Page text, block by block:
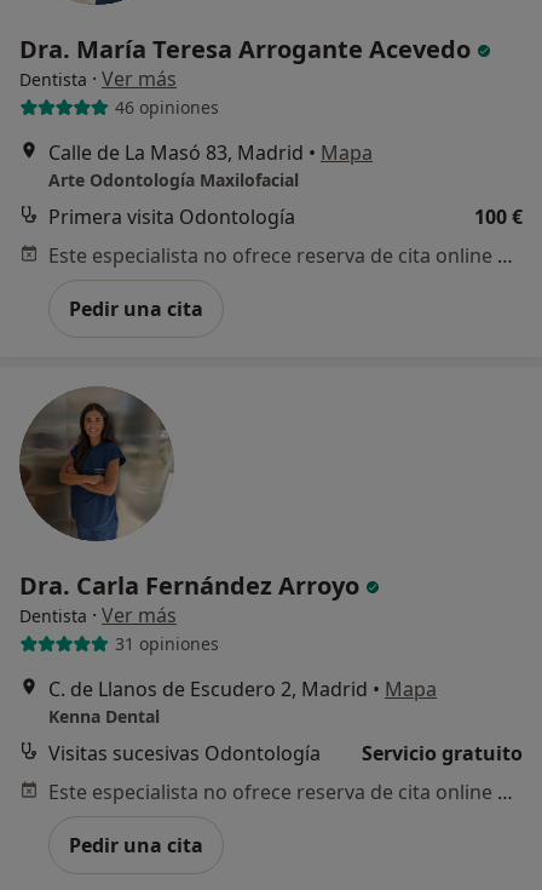
Dra. María Teresa Arrogante Acevedo
Dentista · Ver más
46 opiniones
Calle de La Masó 83, Madrid • Mapa
Arte Odontología Maxilofacial
Primera visita Odontología
100 €
Este especialista no ofrece reserva de cita online en esta dirección.
Pedir una cita
Dra. Carla Fernández Arroyo
Dentista · Ver más
31 opiniones
C. de Llanos de Escudero 2, Madrid • Mapa
Kenna Dental
Visitas sucesivas Odontología
Servicio gratuito
Este especialista no ofrece reserva de cita online en esta dirección.
Pedir una cita